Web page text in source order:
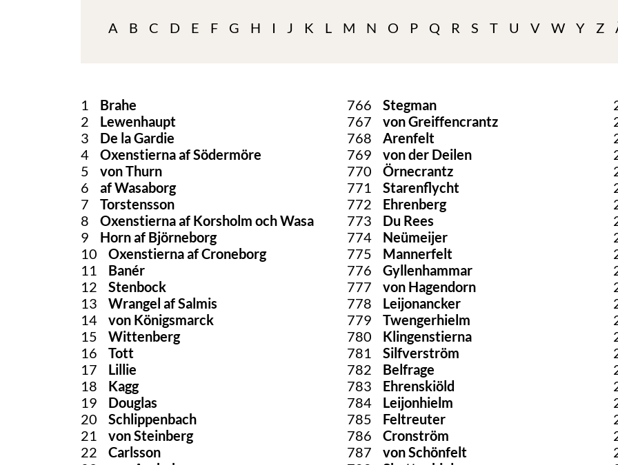
A B C D E F G H I J K L M N O P Q R S T U V W Y Z
1
Brahe
2
Lewenhaupt
3
De la Gardie
4
Oxenstierna af Södermöre
5
von Thurn
6
af Wasaborg
7
Torstensson
8
Oxenstierna af Korsholm och Wasa
9
Horn af Björneborg
10
Oxenstierna af Croneborg
11
Banér
12
Stenbock
13
Wrangel af Salmis
14
von Königsmarck
15
Wittenberg
16
Tott
17
Lillie
18
Kagg
19
Douglas
20
Schlippenbach
21
von Steinberg
22
Carlsson
766
Stegman
767
von Greiffencrantz
768
Arenfelt
769
von der Deilen
770
Örnecrantz
771
Starenflycht
772
Ehrenberg
773
Du Rees
774
Neümeijer
775
Mannerfelt
776
Gyllenhammar
777
von Hagendorn
778
Leijonancker
779
Twengerhielm
780
Klingenstierna
781
Silfverström
782
Belfrage
783
Ehrenskiöld
784
Leijonhielm
785
Feltreuter
786
Cronström
787
von Schönfelt